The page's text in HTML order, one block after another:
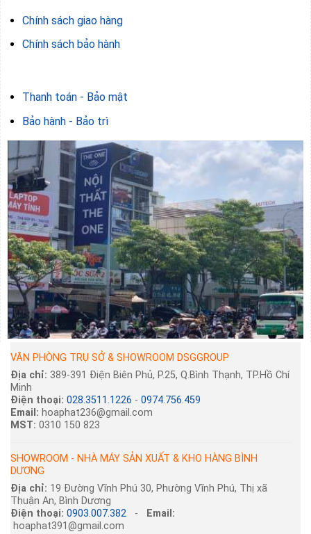
Chính sách giao hàng
Chính sách bảo hành
Thanh toán - Bảo mật
Bảo hành - Bảo trì
VĂN PHÒNG TRỤ SỞ & SHOWROOM DSGGROUP
Địa chỉ: 389-391 Điện Biên Phủ, P.25, Q.Bình Thạnh, TP.Hồ Chí
Minh
Điện thoại: 028.3511.1226 - 0974.756.459
Email: hoaphat236@gmail.com
MST: 0310 150 823
SHOWROOM - NHÀ MÁY SẢN XUẤT & KHO HÀNG BÌNH
DƯƠNG
Địa chỉ: 19 Đường Vĩnh Phú 30, Phường Vĩnh Phú, Thị xã
Thuận An, Bình Dương
Điện thoại: 0903.007.382-
Email:
hoaphat391@gmail.com